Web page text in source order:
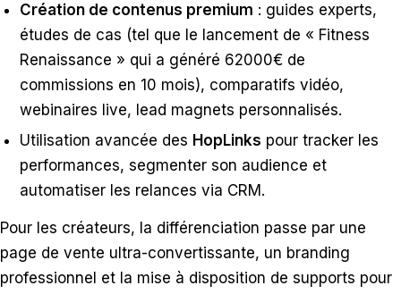
Création de contenus premium : guides experts,
études de cas (tel que le lancement de « Fitness
Renaissance » qui a généré 62000€ de
commissions en 10 mois), comparatifs vidéo,
webinaires live, lead magnets personnalisés.
Utilisation avancée des HopLinks pour tracker les
performances, segmenter son audience et
automatiser les relances via CRM.
Pour les créateurs, la différenciation passe par une
page de vente ultra-convertissante, un branding
professionnel et la mise à disposition de supports pour